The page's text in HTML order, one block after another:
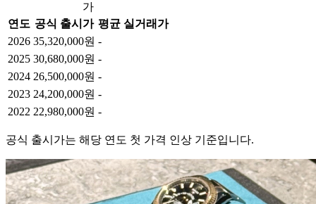
가
연도 공식 출시가 평균 실거래가
2026 35,320,000원 -
2025 30,680,000원 -
2024 26,500,000원 -
2023 24,200,000원 -
2022 22,980,000원 -
공식 출시가는 해당 연도 첫 가격 인상 기준입니다.